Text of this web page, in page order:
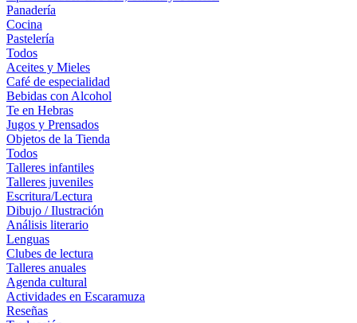
Panadería
Cocina
Pastelería
Todos
Aceites y Mieles
Café de especialidad
Bebidas con Alcohol
Te en Hebras
Jugos y Prensados
Objetos de la Tienda
Todos
Talleres infantiles
Talleres juveniles
Escritura/Lectura
Dibujo / Ilustración
Análisis literario
Lenguas
Clubes de lectura
Talleres anuales
Agenda cultural
Actividades en Escaramuza
Reseñas